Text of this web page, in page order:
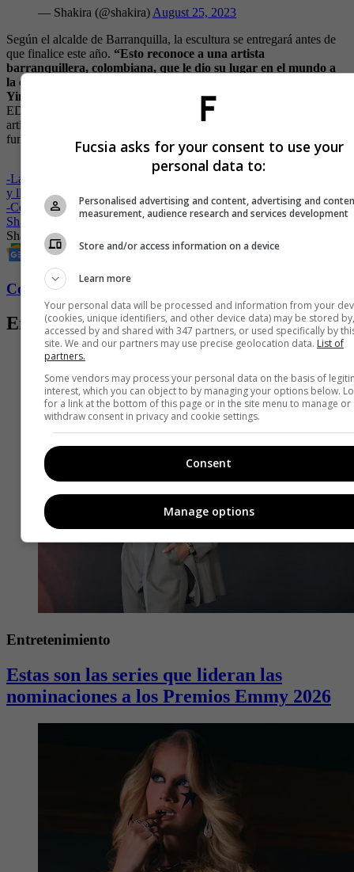
— Shakira (@shakira) August 25, 2023
Según el alcalde de Barranquilla, la escultura se entregará antes de
que finalice este año. “Esto reconoce a una artista
barranquillera, colombiana, que le dio su lugar en el mundo a
la cultura nuestra, pero también es una oportunidad para que
Yino y las personas que trabajan con él,
EDA, puedan mostrar que esculturas como estas expresiones
artísticas, como esta, se pueden hacer en Barranquilla, además
fundidas en Barranquilla por manos barranquilleras”, indicó.
-Las mujeres ya no lloran… ¡Facturan, van a conciertos de Shakira
y llenan sus celulares de fotos y videos!
-Consejos para capturar las mejores fotos y videos en el concierto de
Shakira
Shakira
escultura
Conozca más de Fucsia aquí
Entradas relacionadas
Entretenimiento
Estas son las series que lideran las
nominaciones a los Premios Emmy 2026
Fucsia asks for your consent to use your
personal data to:
Personalised advertising and content, advertising and
measurement, audience research and services development
Store and/or access information on a device
Learn more
Your personal data will be processed and information from your
(cookies, unique identifiers, and other device data) may be stored by,
accessed by and shared with 347 partners, or used specifically by
site. We and our partners may use precise geolocation data. List of
partners.
Some vendors may process your personal data on the basis of
interest, which you can object to by managing your options below.
for a link at the bottom of this page or in the site menu to manage or
withdraw consent in privacy and cookie settings.
Consent
Manage options